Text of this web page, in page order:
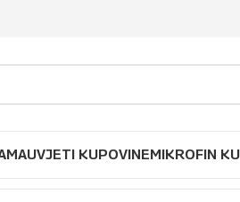
UVJETI KUPOVINEMIKROFIN